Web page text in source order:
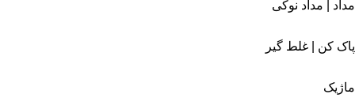
مداد | مداد نوکی
پاک کن | غلط گیر
ماژیک